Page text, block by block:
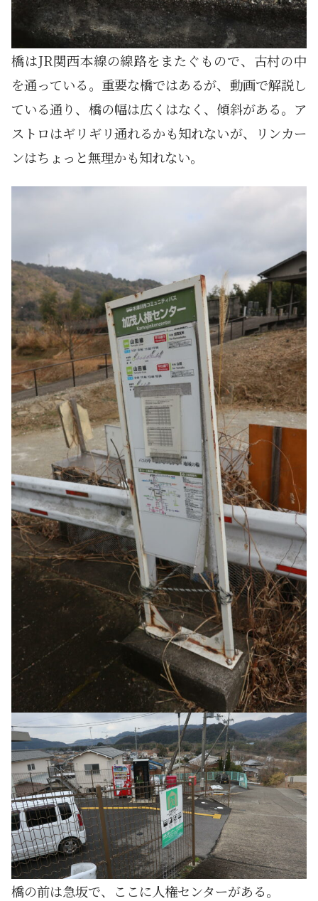
橋はJR関西本線の線路をまたぐもので、古村の中
を通っている。重要な橋ではあるが、動画で解説し
ている通り、橋の幅は広くはなく、傾斜がある。ア
ストロはギリギリ通れるかも知れないが、リンカー
ンはちょっと無理かも知れない。
橋の前は急坂で、ここに人権センターがある。